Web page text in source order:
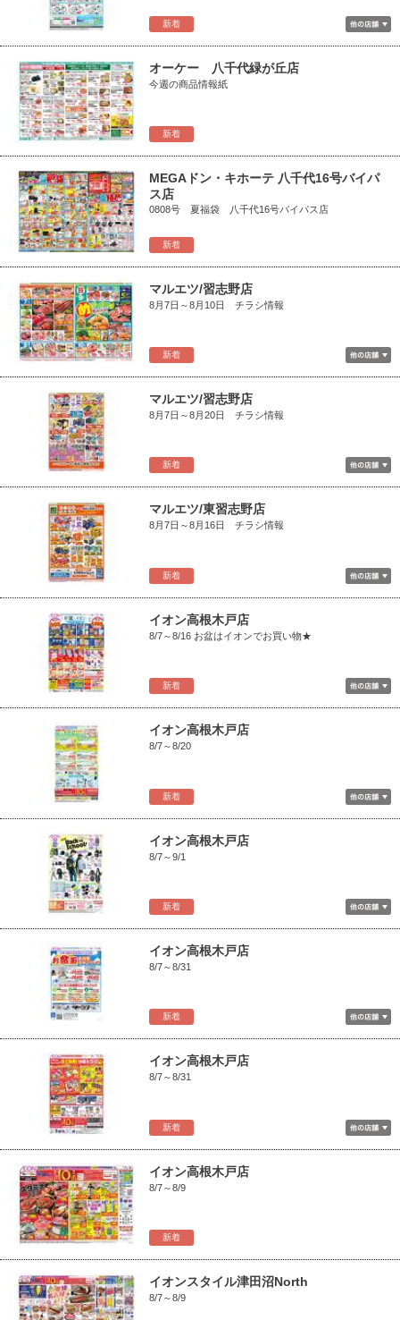
新着
新着
オーケー 八千代緑が丘店
今週の商品情報紙
新着
MEGAドン・キホーテ 八千代16号バイパ
ス店
0808号 夏福袋 八千代16号バイパス店
新着
マルエツ/習志野店
8月7日～8月10日 チラシ情報
新着
マルエツ/習志野店
8月7日～8月20日 チラシ情報
新着
マルエツ/東習志野店
8月7日～8月16日 チラシ情報
新着
イオン高根木戸店
8/7～8/16 お盆はイオンでお買い物★
新着
イオン高根木戸店
8/7～8/20
新着
イオン高根木戸店
8/7～9/1
新着
イオン高根木戸店
8/7～8/31
新着
イオン高根木戸店
8/7～8/31
新着
イオン高根木戸店
8/7～8/9
イオンスタイル津田沼North
8/7～8/9